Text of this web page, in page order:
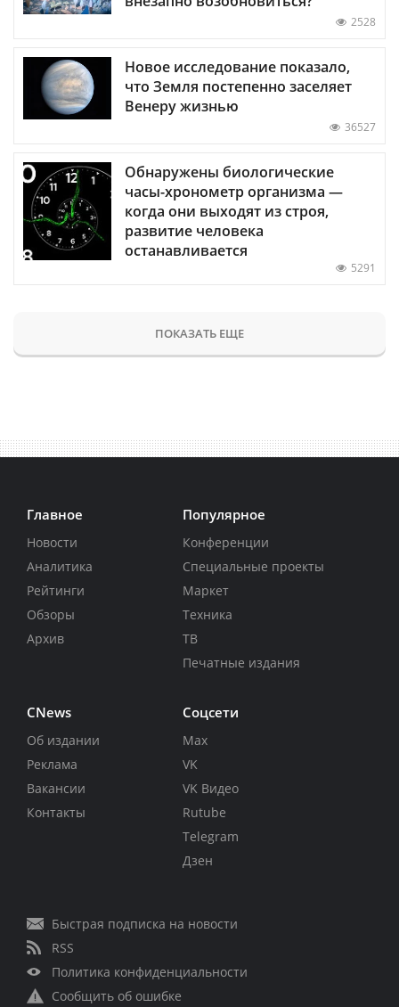
2528
Новое исследование показало,
что Земля постепенно заселяет
Венеру жизнью
36527
Обнаружены биологические
часы-хронометр организма —
когда они выходят из строя,
развитие человека
останавливается
5291
ПОКАЗАТЬ ЕЩЕ
Главное
Новости
Аналитика
Рейтинги
Обзоры
Архив
Популярное
Конференции
Специальные проекты
Маркет
Техника
ТВ
Печатные издания
CNews
Об издании
Реклама
Вакансии
Контакты
Соцсети
Max
VK
VK Видео
Rutube
Telegram
Дзен
Быстрая подписка на новости
RSS
Политика конфиденциальности
Сообщить об ошибке